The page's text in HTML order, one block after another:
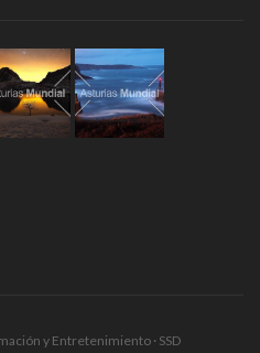
y Entretenimiento · SSD